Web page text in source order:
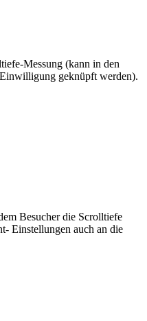
Messung (kann in den
geknüpft werden).
Besucher die Scrolltiefe
Einstellungen auch an die